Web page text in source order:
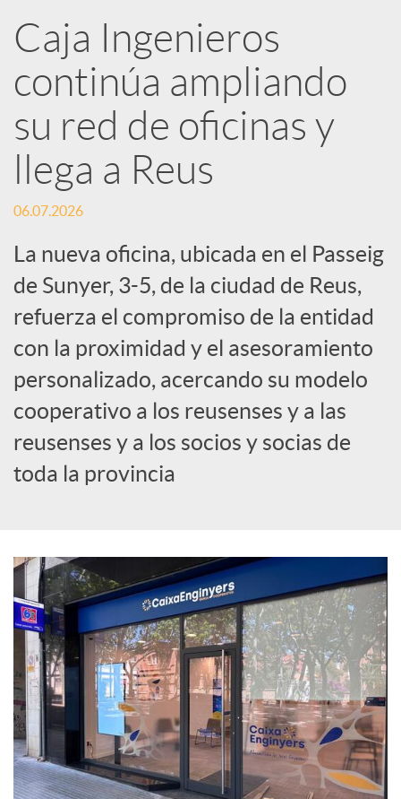
R
e
d
e
s
S
o
c
i
a
l
e
s
Caja Ingenieros
continúa ampliando
su red de oficinas y
llega a Reus
06.07.2026
La nueva oficina, ubicada en el Passeig
de Sunyer, 3-5, de la ciudad de Reus,
refuerza el compromiso de la entidad
con la proximidad y el asesoramiento
personalizado, acercando su modelo
cooperativo a los reusenses y a las
reusenses y a los socios y socias de
toda la provincia